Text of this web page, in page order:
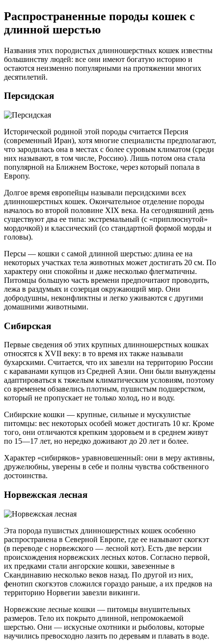
Распространенные породы кошек с
длинной шерстью
Названия этих породистых длинношерстных кошек известны
большинству людей: все они имеют богатую историю и
остаются неизменно популярными на протяжении многих
десятилетий.
Персидская
Исторической родиной этой породы считается Персия
(современный Иран), хотя многие специалисты предполагают,
что зародилась она в местах с более суровым климатом (среди
них называют, в том числе, Россию). Лишь потом она стала
популярной на Ближнем Востоке, через который попала в
Европу.
Долгое время европейцы называли персидскими всех
длинношерстных кошек. Окончательное отделение породы
началось во второй половине XIX века. На сегодняшний день
существуют два ее типа: экстремальный (с «приплюснутой»
мордочкой) и классический (со стандартной формой морды и
головы).
Персы — кошки с самой длинной шерстью: длина ее на
некоторых участках тела животных может достигать 20 см. По
характеру они спокойны и даже несколько флегматичны.
Питомцы большую часть времени предпочитают проводить,
лежа в раздумьях и созерцая окружающий мир. Они
добродушны, неконфликтны и легко уживаются с другими
домашними животными.
Сибирская
Первые сведения об этих крупных длинношерстных кошках
относятся к XVII веку: в то время их также называли
бухарскими. Считается, что их завезли на территорию России
с караванами купцов из Средней Азии. Они были вынуждены
адаптироваться к тяжелым климатическим условиям, поэтому
со временем обзавелись плотным, пушистым подшерстком,
который не пропускает не только холод, но и воду.
Сибирские кошки — крупные, сильные и мускулистые
питомцы: вес некоторых особей может достигать 10 кг. Кроме
того, они отличаются крепким здоровьем и в среднем живут
по 15—17 лет, но нередко доживают до 20 лет и более.
Характер «сибиряков» уравновешенный: они в меру активны,
дружелюбны, уверены в себе и полны чувства собственного
достоинства.
Норвежская лесная
Эта порода пушистых длинношерстных кошек особенно
распространена в Северной Европе, где ее называют скогкэт
(в переводе с норвежского — лесной кот). Есть две версии
происхождения норвежских лесных котов. Согласно первой,
их предками стали ангорские кошки, завезенные в
Скандинавию несколько веков назад. По другой из них,
фенотип скогкэтов сложился гораздо раньше, а их предков на
территорию Норвегии завезли викинги.
Норвежские лесные кошки — питомцы внушительных
размеров. Тело их покрыто длинной, непромокаемой
шерстью. Они — искусные охотники и рыболовы, которые
научились превосходно лазить по деревьям и плавать в воде.